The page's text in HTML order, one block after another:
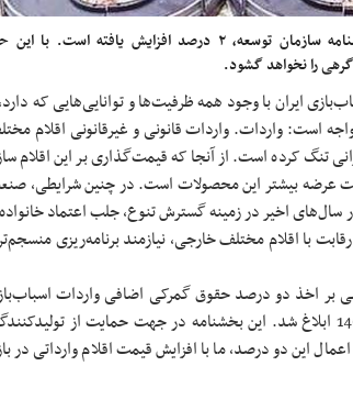
تعرفه واردات اسباب‌بازی با بخشنامه سازمان توسعه، ۲ درصد افزایش یافته است. با
گرهی را نخواهد گشود.
ایران با وجود همه ظرفیت‌ها و توانایی‌هایی که
است: واردات. واردات قانونی و غیرقانونی اقلام
تنگ کرده است. از آنجا که قیمت‌گذاری بر این اقلام
عرضه بیشتر این محصولات است. در چنین شرایطی،
سال‌های اخیر در زمینه گسترش تنوع، جلب اعتماد
با اقلام مختلف خارجی، نیازمند برنامه‌ریزی
بر اخذ دو درصد حقوق گمرکی اضافی واردات
موضوع بند م تبصره یک قانون بودجه سال 1404 ابلاغ شد. این بخشنامه در جهت حمایت از
این دو درصد، ما با افزایش قیمت اقلام وارداتی در